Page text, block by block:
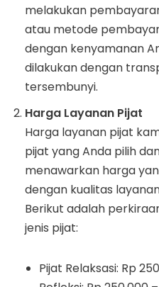
melakukan
atau metode
dengan kenyamanan
dilakukan dengan
tersembunyi.
Harga Layanan Pijat
Harga layanan pijat
pijat yang Anda pilih
menawarkan harga
dengan kualitas
Berikut adalah
jenis pijat:
Pijat Relaksasi: Rp